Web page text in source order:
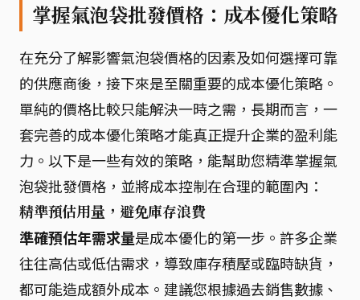
掌握氣泡袋批發價格：成本優化策略
在充分了解影響氣泡袋價格的因素及如何選擇可靠
的供應商後，接下來是至關重要的成本優化策略。
單純的價格比較只能解決一時之需，長期而言，一
套完善的成本優化策略才能真正提升企業的盈利能
力。以下是一些有效的策略，能幫助您精準掌握氣
泡袋批發價格，並將成本控制在合理的範圍內：
精準預估用量，避免庫存浪費
準確預估年需求量是成本優化的第一步。許多企業
往往高估或低估需求，導致庫存積壓或臨時缺貨，
都可能造成額外成本。建議您根據過去銷售數據、